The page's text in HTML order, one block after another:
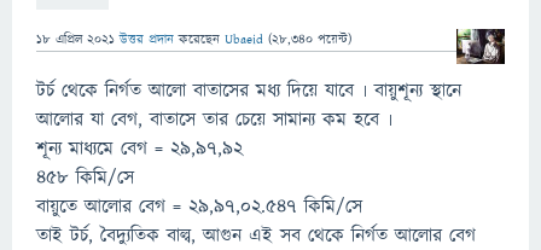
18 এপ্রিল 2021 উত্তর প্রদান করেছেন Ubaeid (28,340 পয়েন্ট)
টর্চ থেকে নির্গত আলো বাতাসের মধ্য দিয়ে যাবে ৷ বায়ুশূন্য স্থানে
আলোর যা বেগ, বাতাসে তার চেয়ে সামান্য কম হবে ৷
শূন্য মাধ্যমে বেগ = 29,97,92
458 কিমি/সে
বায়ুতে আলোর বেগ = 29,97,02.547 কিমি/সে
তাই টর্চ, বৈদ্যুতিক বাল্ব, আগুন এই সব থেকে নির্গত আলোর বেগ